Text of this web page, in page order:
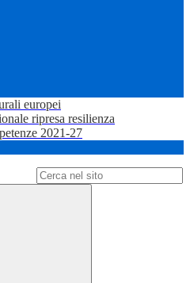
europei
ripresa resilienza
2021-27